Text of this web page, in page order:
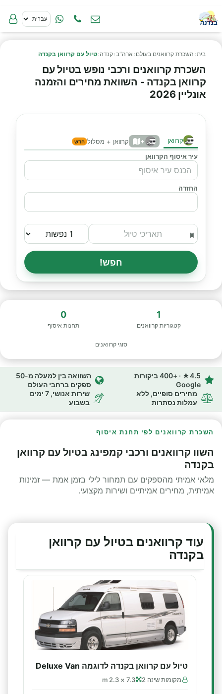
בית› השכרת קרוואנים בעולם › ארה"ב›קנדה ›טיול עם קרוואן בקנדה
השכרת קרוואנים ורכבי נופש בטיול עם
קרוואן בקנדה - השוואת מחירים והזמנה
אונליין 2026
קרוואן + קרוואן + מסלול חדש
עיר איסוף הקרוואן
החזרה
חפש!
1
קטגוריות קרוואנים
0
תחנות איסוף
סוגי קרוואנים
4.5★ · +400 ביקורות
Google
השוואה בין למעלה מ-50
ספקים ברחבי העולם
מחירים סופיים, ללא
עמלות נסתרות
שירות אנושי, 7 ימים
בשבוע
השכרת קרוואנים לפי תחנת איסוף
השוו קרוואנים ורכבי קמפינג בטיול עם קרוואן
בקנדה
מלאי אמיתי מהספקים עם תמחור לילי בזמן אמת — זמינות
אמיתית, מחירים אמיתיים ושירות מקצועי.
עוד קרוואנים בטיול עם קרוואן
בקנדה
טיול עם קרוואן בקנדה לדוגמה Deluxe Van
מקומות שינה 2 7.3 × 2.3 m